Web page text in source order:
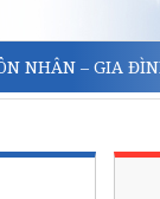
NHÂN – GIA